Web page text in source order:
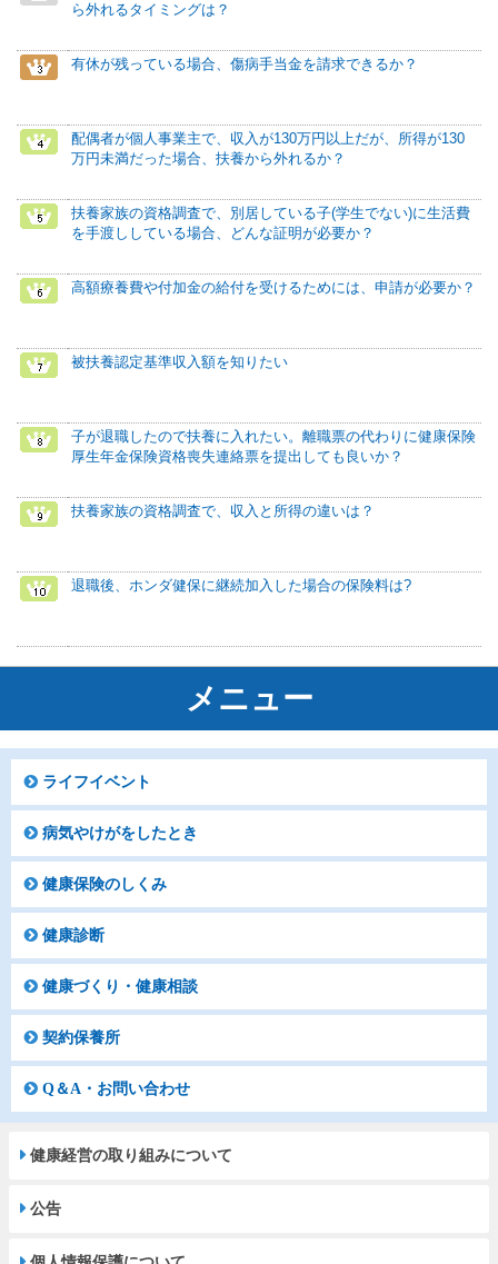
ら外れるタイミングは？
有休が残っている場合、傷病手当金を請求できるか？
配偶者が個人事業主で、収入が130万円以上だが、所得が130
万円未満だった場合、扶養から外れるか？
扶養家族の資格調査で、別居している子(学生でない)に生活費
を手渡ししている場合、どんな証明が必要か？
高額療養費や付加金の給付を受けるためには、申請が必要か？
被扶養認定基準収入額を知りたい
子が退職したので扶養に入れたい。離職票の代わりに健康保険
厚生年金保険資格喪失連絡票を提出しても良いか？
扶養家族の資格調査で、収入と所得の違いは？
退職後、ホンダ健保に継続加入した場合の保険料は?
メニュー
ライフイベント
病気やけがをしたとき
健康保険のしくみ
健康診断
健康づくり・健康相談
契約保養所
Q＆A・お問い合わせ
健康経営の取り組みについて
公告